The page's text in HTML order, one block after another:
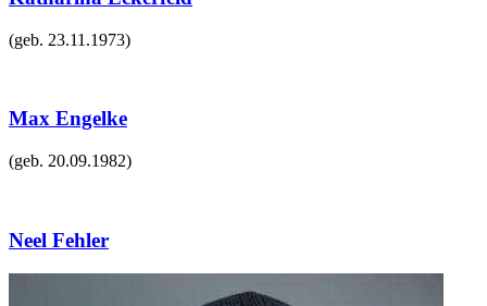
(geb. 23.11.1973)
Max Engelke
(geb. 20.09.1982)
Neel Fehler